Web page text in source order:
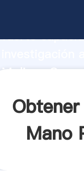
fuerte
Molinos
Mano